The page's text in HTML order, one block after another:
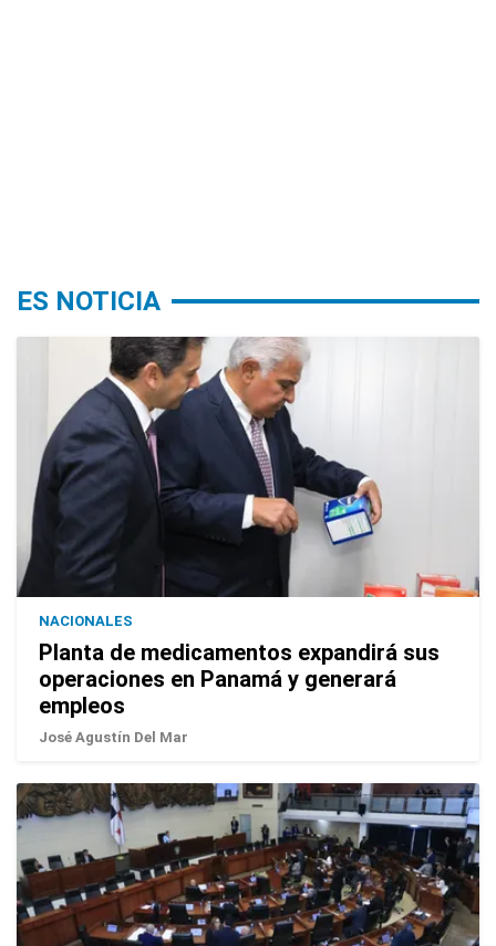
ES NOTICIA
NACIONALES
Planta de medicamentos expandirá sus
operaciones en Panamá y generará
empleos
José Agustín Del Mar